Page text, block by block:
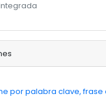
por palabra clave, frase